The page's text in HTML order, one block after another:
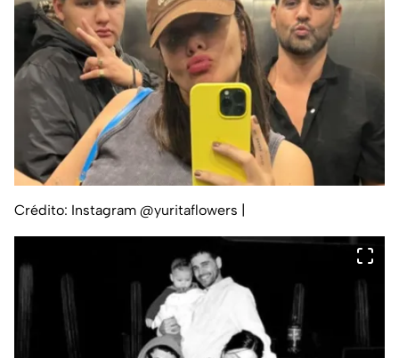
Crédito: Instagram @yuritaflowers |